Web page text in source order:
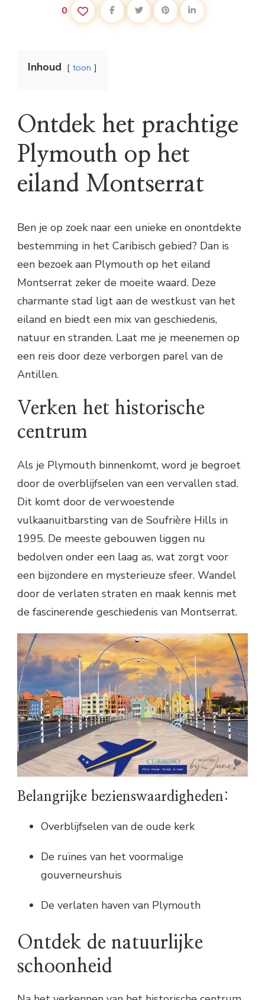
0
Inhoud toon
Ontdek het prachtige
Plymouth op het
eiland Montserrat
Ben je op zoek naar een unieke en onontdekte
bestemming in het Caribisch gebied? Dan is
een bezoek aan Plymouth op het eiland
Montserrat zeker de moeite waard. Deze
charmante stad ligt aan de westkust van het
eiland en biedt een mix van geschiedenis,
natuur en stranden. Laat me je meenemen op
een reis door deze verborgen parel van de
Antillen.
Verken het historische
centrum
Als je Plymouth binnenkomt, word je begroet
door de overblijfselen van een vervallen stad.
Dit komt door de verwoestende
vulkaanuitbarsting van de Soufrière Hills in
1995. De meeste gebouwen liggen nu
bedolven onder een laag as, wat zorgt voor
een bijzondere en mysterieuze sfeer. Wandel
door de verlaten straten en maak kennis met
de fascinerende geschiedenis van Montserrat.
Belangrijke bezienswaardigheden:
Overblijfselen van de oude kerk
De ruïnes van het voormalige
gouverneurshuis
De verlaten haven van Plymouth
Ontdek de natuurlijke
schoonheid